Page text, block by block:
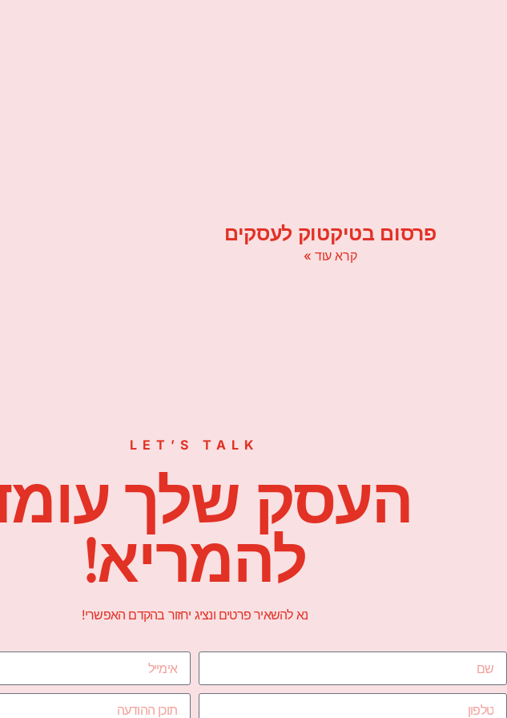
פרסום בטיקטוק לעסקים
קרא עוד »
LET’S TALK
העסק שלך
להמריא!
נא להשאיר פרטים ונציג יחזור בהקדם האפשרי!